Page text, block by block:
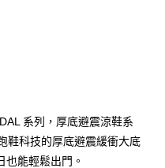
費
費
運費
系列，厚底避震涼鞋系
鞋科技的厚底避震緩衝大底
能輕鬆出門。